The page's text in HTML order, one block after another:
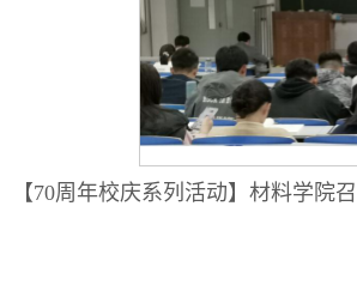
【70周年校庆系列活动】材料学院